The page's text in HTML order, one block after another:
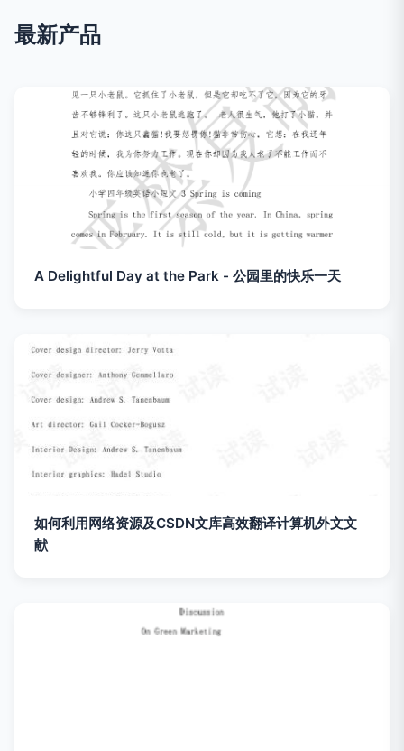
最新产品
A Delightful Day at the Park - 公园里的快乐一天
如何利用网络资源及CSDN文库高效翻译计算机外文文
献